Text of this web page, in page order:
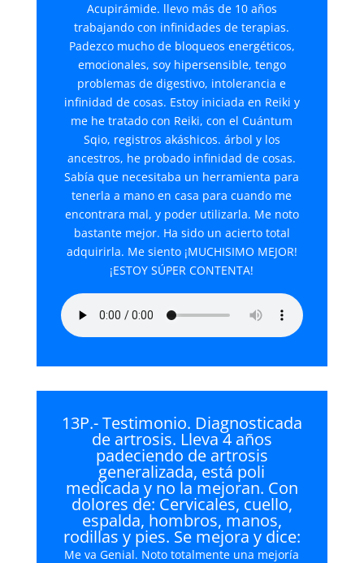
Acupirámide. llevo más de 10 años
trabajando con infinidades de terapias.
Padezco mucho de bloqueos energéticos,
emocionales, soy hipersensible, tengo
problemas de digestivo, intolerancia e
infinidad de cosas. Estoy iniciada en Reiki y
me he tratado con Reiki, con el Cuántum
Sqio, registros akáshicos. árbol y los
ancestros, he probado infinidad de cosas.
Sabía que necesitaba un herramienta para
tenerla a mano en casa para cuando me
encontrara mal, y poder utilizarla. Me noto
bastante mejor. Ha sido un acierto total
adquirirla. Me siento ¡MUCHISIMO MEJOR!
¡ESTOY SÚPER CONTENTA!
13P.- Testimonio. Diagnosticada
de artrosis. Lleva 4 años
padeciendo de artrosis
generalizada, está poli
medicada y no la mejoran. Con
dolores de: Cervicales, cuello,
espalda, hombros, manos,
rodillas y pies. Se mejora y dice:
Me va Genial. Noto totalmente una mejoría